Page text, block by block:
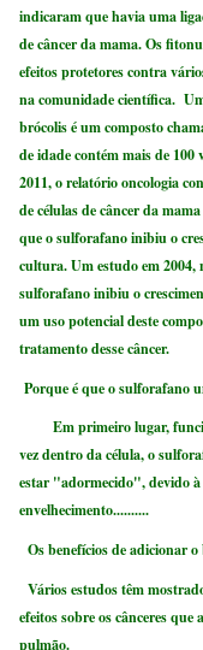
indicaram que havia uma
de câncer da mama. Os
efeitos protetores contra
na comunidade científica.
brócolis é um composto
de idade contém mais de
2011, o relatório oncologia
de células de câncer da
que o sulforafano inibiu o
cultura. Um estudo em
sulforafano inibiu o
um uso potencial deste
tratamento desse câncer.
Porque é que o sulforafano
Em primeiro lugar,
vez dentro da célula, o
estar "adormecido", devido à
envelhecimento..........
Os benefícios de adicionar
Vários estudos têm
efeitos sobre os cânceres
pulmão.